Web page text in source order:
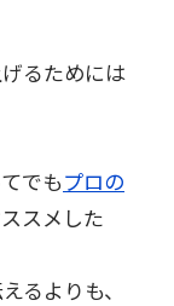
るためには
でもプロの
スメした
るよりも、